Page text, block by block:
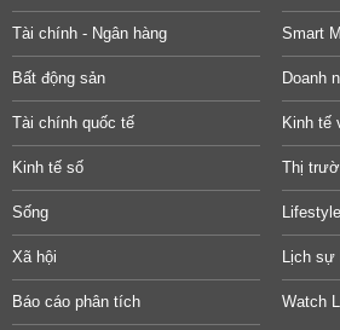
Tài chính - Ngân hàng Smart
Bất động sản Doanh
Tài chính quốc tế Kinh tế
Kinh tế số Thị
Sống Lifestyle
Xã hội Lịch sự
Báo cáo phân tích Watch